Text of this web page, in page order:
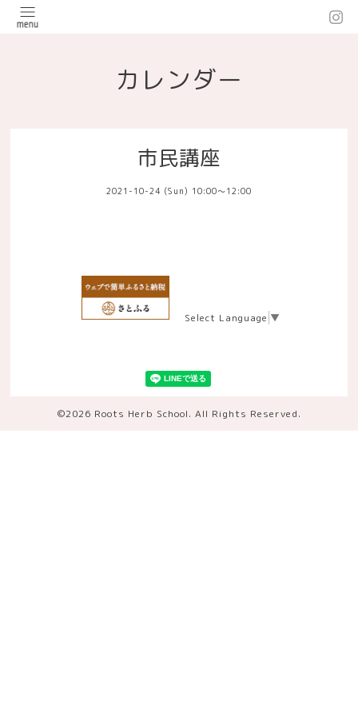
カレンダー
市民講座
2021-10-24 (Sun) 10:00～12:00
Select Language ▼
©2026 Roots Herb School. All Rights Reserved.